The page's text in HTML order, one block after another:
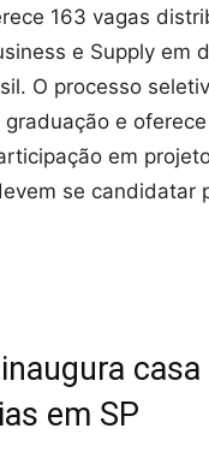
163 vagas
e Supply em
O processo
e
em
se candidatar
casa
em SP